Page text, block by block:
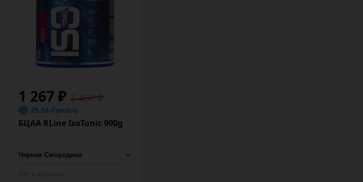
1 267 ₽ 1 490 ₽
25.34 баллов
БЦАА RLine IsoTonic 900g